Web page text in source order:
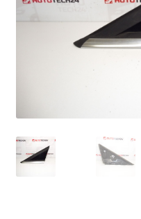
Obchodné podmienky
Ochrana osobních údajů
Platby